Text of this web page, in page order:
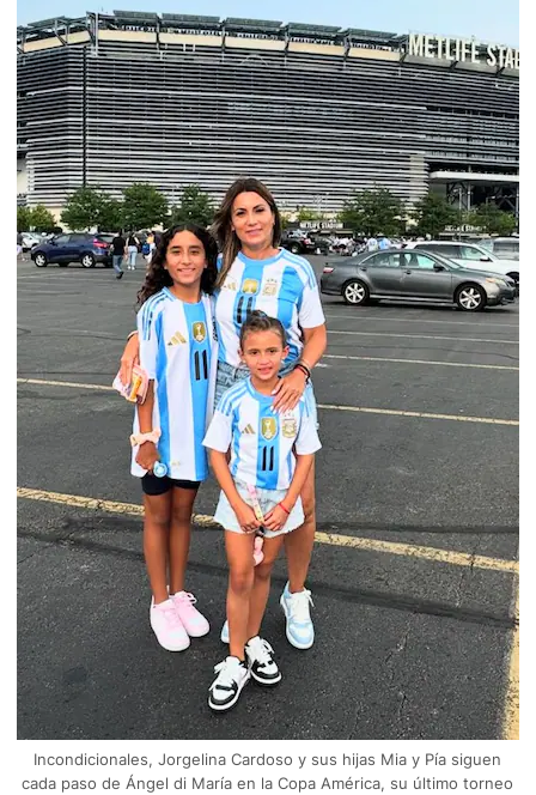
Incondicionales, Jorgelina Cardoso y sus hijas Mia y Pía siguen
cada paso de Ángel di María en la Copa América, su último torneo